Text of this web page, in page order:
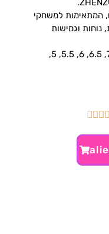
המתאימות למשחקי
נוחות וגמישות
12 ,11, 10, 9, 8.5, 8, 7.5, 7, 6.5, 6, 5.5, 5,



